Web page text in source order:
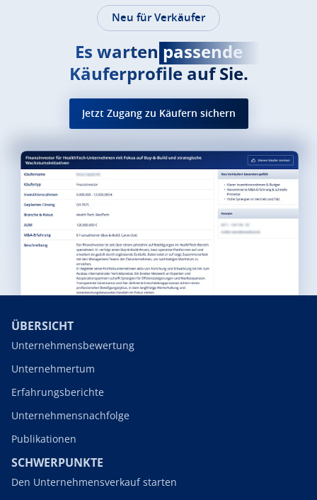
Neu für Verkäufer
Es warten passende
Käuferprofile auf Sie.
Jetzt Zugang zu Käufern sichern
ÜBERSICHT
Unternehmensbewertung
Unternehmertum
Erfahrungsberichte
Unternehmensnachfolge
Publikationen
SCHWERPUNKTE
Den Unternehmensverkauf starten